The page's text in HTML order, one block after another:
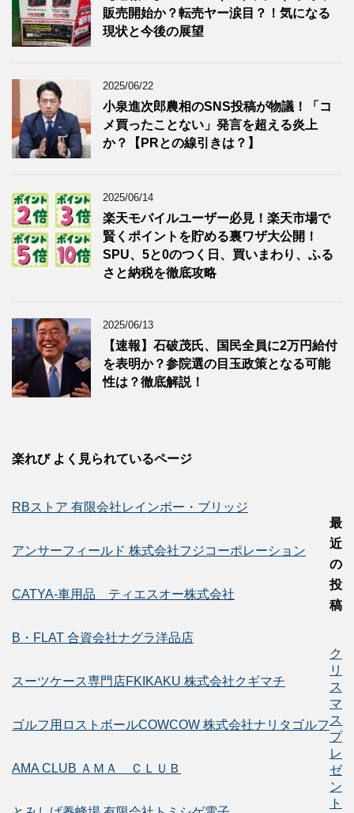
販売開始か？転売ヤー涙目？！気になる
現状と今後の展望
2025/06/22
小泉進次郎農相のSNS投稿が物議！「コ
メ買ったことない」発言を超える炎上
か？【PRとの線引きは？】
2025/06/14
楽天モバイルユーザー必見！楽天市場で
賢くポイントを貯める裏ワザ大公開！
SPU、5と0のつく日、買いまわり、ふる
さと納税を徹底攻略
2025/06/13
【速報】石破茂氏、国民全員に2万円給付
を表明か？参院選の目玉政策となる可能
性は？徹底解説！
楽れび よく見られているページ
RBストア 有限会社レインボー・ブリッジ
アンサーフィールド 株式会社フジコーポレーション
CATYA-車用品 ティエスオー株式会社
B・FLAT 合資会社ナグラ洋品店
スーツケース専門店FKIKAKU 株式会社クギマチ
ゴルフ用ロストボールCOWCOW 株式会社ナリタゴルフ
AMA CLUB ＡＭＡ ＣＬＵＢ
最
近
の
投
稿
ク
リ
ス
マ
ス
プ
レ
ゼ
ン
ト